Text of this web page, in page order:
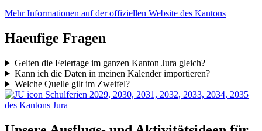
Mehr Informationen auf der offiziellen Website des Kantons
Haeufige Fragen
Gelten die Feiertage im ganzen Kanton Jura gleich?
Kann ich die Daten in meinen Kalender importieren?
Welche Quelle gilt im Zweifel?
Schulferien 2029, 2030, 2031, 2032, 2033, 2034, 2035
des Kantons Jura